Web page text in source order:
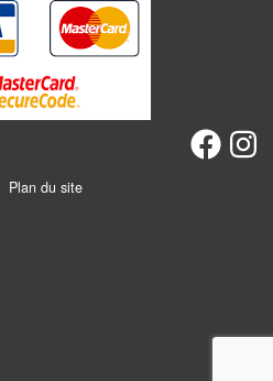
Plan du site